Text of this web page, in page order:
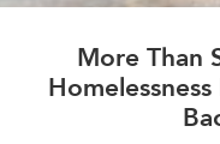
More Than